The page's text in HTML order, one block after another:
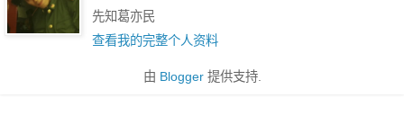
先知葛亦民
查看我的完整个人资料
由 Blogger提供支持.